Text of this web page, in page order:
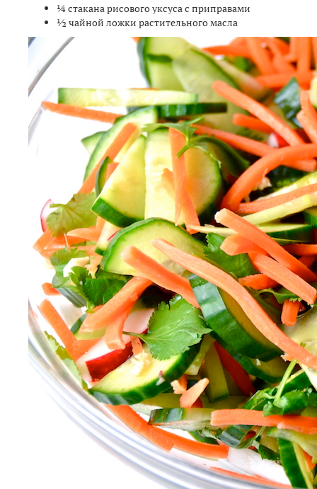
¼ стакана рисового уксуса с приправами
½ чайной ложки растительного масла